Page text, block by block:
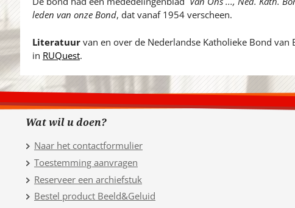
leden van onze Bond, dat vanaf 1954 verscheen.
Literatuurvan en over de Nederlandse Katholieke Bond
in RUQuest.
Wat wil u doen?
Naar het contactformulier
Toestemming aanvragen
Reserveer een archiefstuk
Bestel product Beeld&Geluid